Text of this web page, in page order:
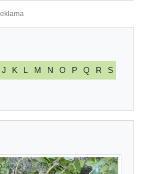
J K L M N O P Q R
S